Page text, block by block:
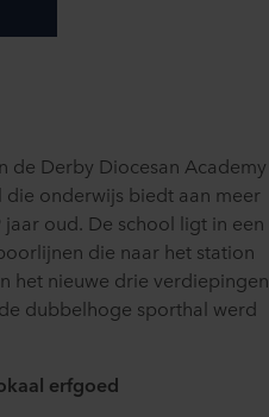
de Derby Diocesan Academy
onderwijs biedt aan meer
oud. De school ligt in een
die naar het station
het nieuwe drie verdiepingen
dubbelhoge sporthal werd
erfgoed